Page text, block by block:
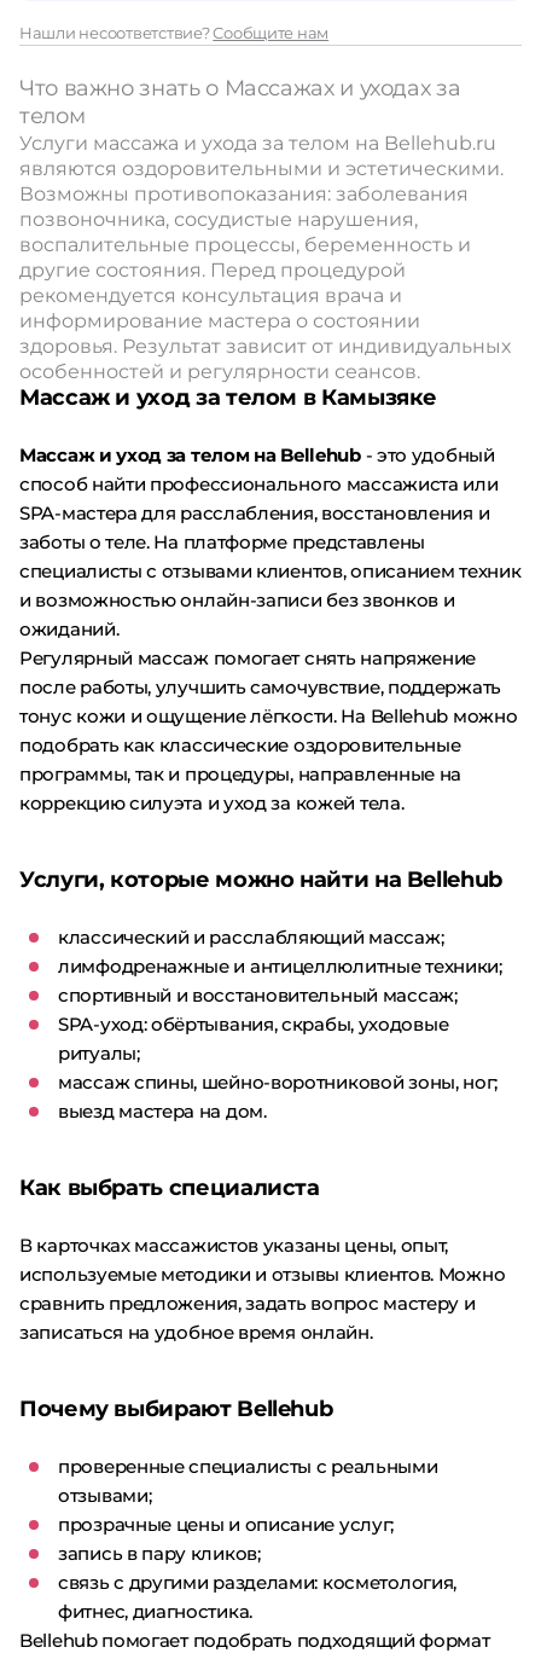
Нашли несоответствие?Сообщите нам
Что важно знать о Массажах и уходах за
телом
Услуги массажа и ухода за телом на Bellehub.ru
являются оздоровительными и эстетическими.
Возможны противопоказания: заболевания
позвоночника, сосудистые нарушения,
воспалительные процессы, беременность и
другие состояния. Перед процедурой
рекомендуется консультация врача и
информирование мастера о состоянии
здоровья. Результат зависит от индивидуальных
особенностей и регулярности сеансов.
Массаж и уход за телом в Камызяке
Массаж и уход за телом на Bellehub- это удобный
способ найти профессионального массажиста или
SPA-мастера для расслабления, восстановления и
заботы о теле. На платформе представлены
специалисты с отзывами клиентов, описанием техник
и возможностью онлайн-записи без звонков и
ожиданий.
Регулярный массаж помогает снять напряжение
после работы, улучшить самочувствие, поддержать
тонус кожи и ощущение лёгкости. На Bellehub можно
подобрать как классические оздоровительные
программы, так и процедуры, направленные на
коррекцию силуэта и уход за кожей тела.
Услуги, которые можно найти на Bellehub
классический и расслабляющий массаж;
лимфодренажные и антицеллюлитные техники;
спортивный и восстановительный массаж;
SPA-уход: обёртывания, скрабы, уходовые
ритуалы;
массаж спины, шейно-воротниковой зоны, ног;
выезд мастера на дом.
Как выбрать специалиста
В карточках массажистов указаны цены, опыт,
используемые методики и отзывы клиентов. Можно
сравнить предложения, задать вопрос мастеру и
записаться на удобное время онлайн.
Почему выбирают Bellehub
проверенные специалисты с реальными
отзывами;
прозрачные цены и описание услуг;
запись в пару кликов;
связь с другими разделами: косметология,
фитнес, диагностика.
Bellehub помогает подобрать подходящий формат